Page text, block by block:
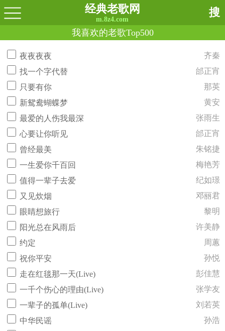
经典老歌网
m.8z4.com
搜
我喜欢的老歌Top500
夜夜夜夜
齐秦
找一个字代替
邰正宵
只要有你
那英
新鸳鸯蝴蝶梦
黄安
最爱的人伤我最深
张雨生
心要让你听见
邰正宵
曾经最美
朱铭捷
一生爱你千百回
梅艳芳
值得一辈子去爱
纪如璟
又见炊烟
邓丽君
眼睛想旅行
黎明
阳光总在风雨后
许美静
约定
周蕙
祝你平安
孙悦
走在红毯那一天(Live)
彭佳慧
一千个伤心的理由(Live)
张学友
一辈子的孤单(Live)
刘若英
中华民谣
孙浩